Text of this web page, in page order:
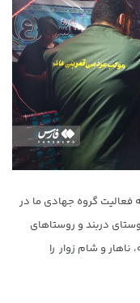
فعالیت گروه جهادی ما در
دربند و روستاهای
ناهار و شام زوار را